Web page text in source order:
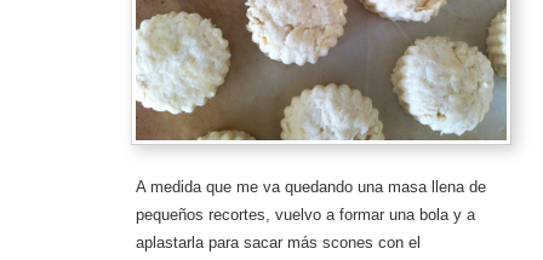
A medida que me va quedando una masa llena de
pequeños recortes, vuelvo a formar una bola y a
aplastarla para sacar más scones con el